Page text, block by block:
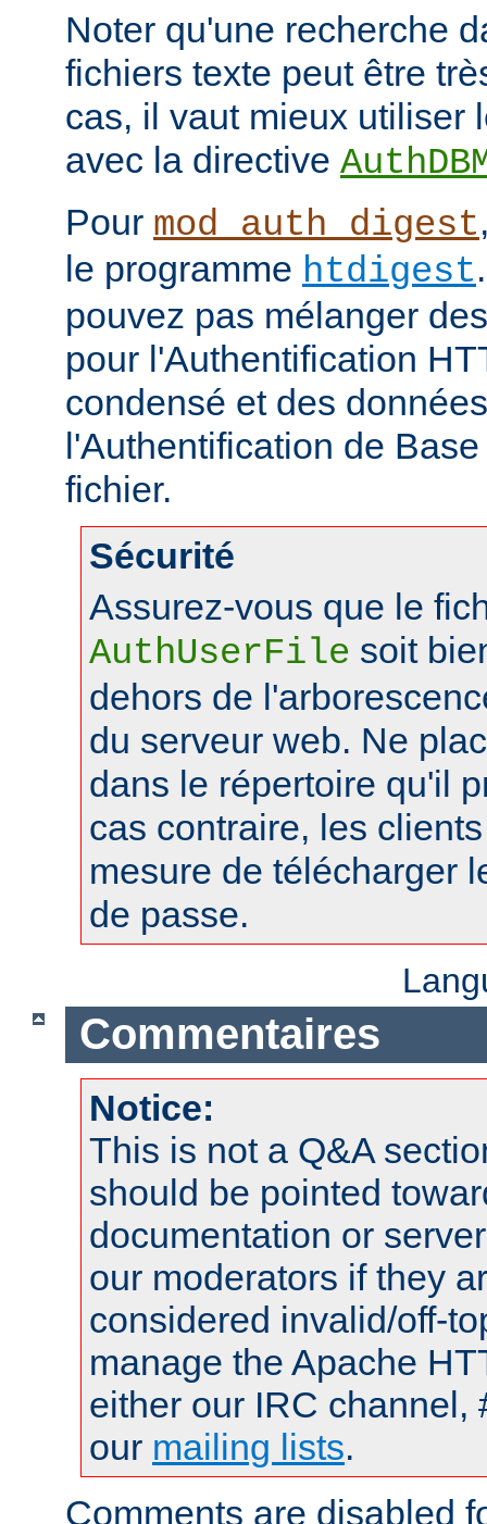
Noter qu'une recherche
fichiers texte peut être
cas, il vaut mieux utiliser
avec la directive
Pour mod_auth_digest
le programme htdigest
pouvez pas mélanger
pour l'Authentification
condensé et des
l'Authentification de
fichier.
Sécurité
Assurez-vous que le
AuthUserFile soit
dehors de
du serveur web. Ne
dans le répertoire qu'il
cas contraire, les
mesure de télécharger
de passe.
Commentaires
Notice:
This is not a Q&A
should be pointed
documentation or
our moderators if they
considered invalid/off-
manage the Apache
either our IRC channel,
our mailing lists.
Comments are disabled